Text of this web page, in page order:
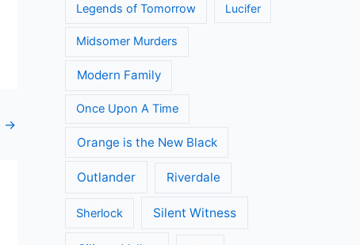
→
Legends of Tomorrow Lucifer
Midsomer Murders
Modern Family
Once Upon A Time
Orange is the New Black
Outlander Riverdale
Sherlock Silent Witness